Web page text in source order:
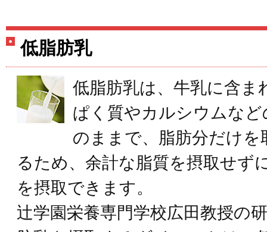
低脂肪乳
低脂肪乳は、牛乳に含ま
ぱく質やカルシウムな
のままで、脂肪分だけを
るため、余計な脂質を摂取せず
を摂取できます。
辻学園栄養専門学校広田教授の